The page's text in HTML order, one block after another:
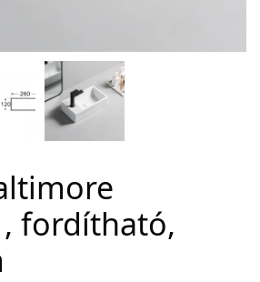
fordítható,
WordPress Themes. All rights reserved.